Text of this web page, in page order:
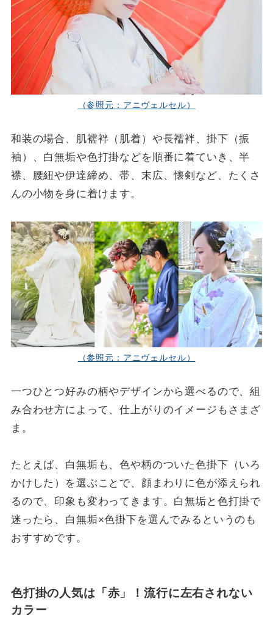
（参照元：アニヴェルセル）
和装の場合、肌襦袢（肌着）や長襦袢、掛下（振
袖）、白無垢や色打掛などを順番に着ていき、半
襟、腰紐や伊達締め、帯、末広、懐剣など、たくさ
んの小物を身に着けます。
（参照元：アニヴェルセル）
一つひとつ好みの柄やデザインから選べるので、組
み合わせ方によって、仕上がりのイメージもさまざ
ま。
たとえば、白無垢も、色や柄のついた色掛下（いろ
かけした）を選ぶことで、顔まわりに色が添えられ
るので、印象も変わってきます。白無垢と色打掛で
迷ったら、白無垢×色掛下を選んでみるというのも
おすすめです。
色打掛の人気は「赤」！流行に左右されない
カラー